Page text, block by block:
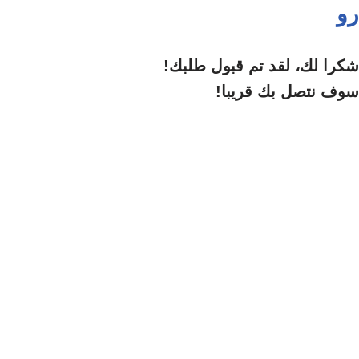
رو
شكرا لك، لقد تم قبول طلبك!
سوف نتصل بك قريبا!